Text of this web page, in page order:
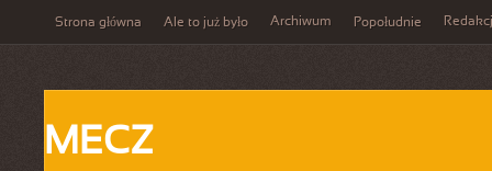
Strona główna Ale to już było Archiwum Popołudnie
MECZ